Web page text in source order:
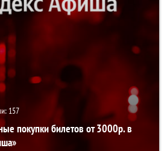
157
покупки билетов от 3000р. в